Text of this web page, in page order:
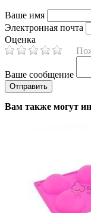
Ваше имя
Электронная почта
Оценка
Ваше сообщение
Вам также могут